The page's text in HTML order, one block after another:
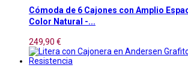
Cómoda de 6 Cajones con Amplio
Color Natural -...
249,90 €